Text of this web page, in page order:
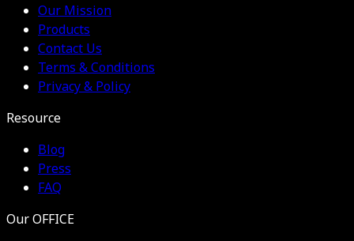
Our Mission
Products
Contact Us
Terms & Conditions
Privacy & Policy
Resource
Blog
Press
FAQ
Our OFFICE